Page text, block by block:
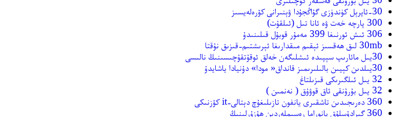
30-ئاپرېل كۈندۈزى گۇاڭجۇدا ۋېنىرانى كۆرەلەيسىز
300 پارچە خەت ۋە ئانا تىل (ئىلقۇت)
306 ئىش ئورنىغا 399 مەمۇر قوبۇل قىلىنىدۇ
30mb لىق ھەقسىز ئېقىم مىقدارىغا ئېرىشتىم-قىزىق نۇقتا
30يىل مائارىپ سېپىدە ئىشلىگەن خەلق ئوقۇتقۇچىسىنىڭ نالىسى
30يىلدىن كېيىن بالىلىرىمىز قانداق« مودا» دۇنيادا ياشايدۇ
32 يىل ئىلگىرىكى قىزىلتاغ
32 يىل بۇرۇنقى ئاق قوۋۇق ( نەنمىن )
360 دەرىجىدىن تاشقىرى يانفون تازىلىغۇچ دېتالى-it كۆزنىكى
360 گىرادۇسلۇق پانوراما رەسىملەردىن ھۇزۇرلىنىڭ